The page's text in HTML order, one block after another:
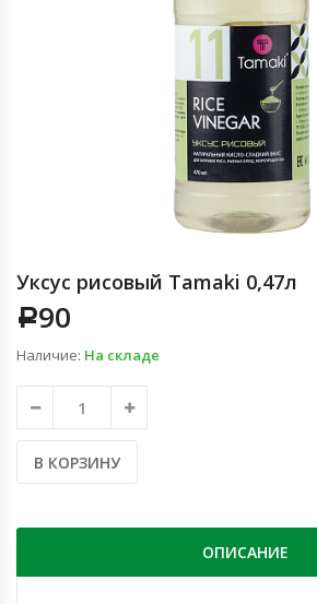
Уксус рисовый Tamaki 0,47л
Р90
Наличие: На складе
В КОРЗИНУ
ОПИСАНИЕ